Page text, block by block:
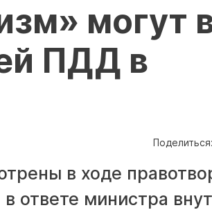
могут
ПДД в
Поделиться:
в ходе
ответе министра